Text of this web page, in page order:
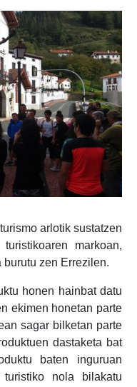
arlotik sustatzen
markoan,
burutu zen Errezilen.
honen hainbat datu
ekimen honetan parte
sagar bilketan parte
dastaketa bat
baten inguruan
nola bilakatu